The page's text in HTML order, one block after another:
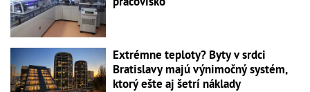
Extrémne teploty? Byty v srdci
Bratislavy majú výnimočný systém,
ktorý ešte aj šetrí náklady